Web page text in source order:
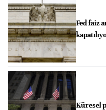
Fed faiz
Küresel